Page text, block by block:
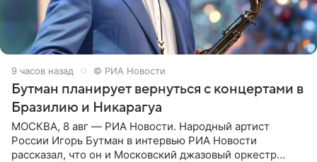
9 часов назад © РИА Новости
Бутман планирует вернуться с концертами в
Бразилию и Никарагуа
МОСКВА, 8 авг — РИА Новости. Народный артист
России Игорь Бутман в интервью РИА Новости
рассказал, что он и Московский джазовый оркестр